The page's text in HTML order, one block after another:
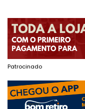
Patrocinado